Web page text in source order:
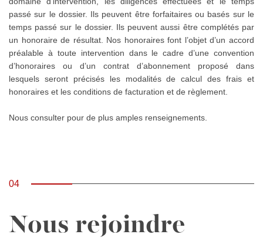
passé sur le dossier. Ils peuvent être forfaitaires ou basés sur le
temps passé sur le dossier. Ils peuvent aussi être complétés par
un honoraire de résultat. Nos honoraires font l’objet d’un accord
préalable à toute intervention dans le cadre d’une convention
d’honoraires ou d’un contrat d’abonnement proposé dans
lesquels seront précisés les modalités de calcul des frais et
honoraires et les conditions de facturation et de règlement.
Nous consulter pour de plus amples renseignements.
04
Nous rejoindre